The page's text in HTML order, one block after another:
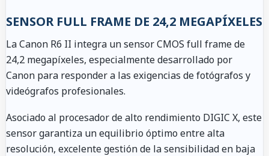
SENSOR FULL FRAME DE 24,2 MEGAPÍXELES
La Canon R6 II integra un sensor CMOS full frame de
24,2 megapíxeles, especialmente desarrollado por
Canon para responder a las exigencias de fotógrafos y
videógrafos profesionales.
Asociado al procesador de alto rendimiento DIGIC X, este
sensor garantiza un equilibrio óptimo entre alta
resolución, excelente gestión de la sensibilidad en baja